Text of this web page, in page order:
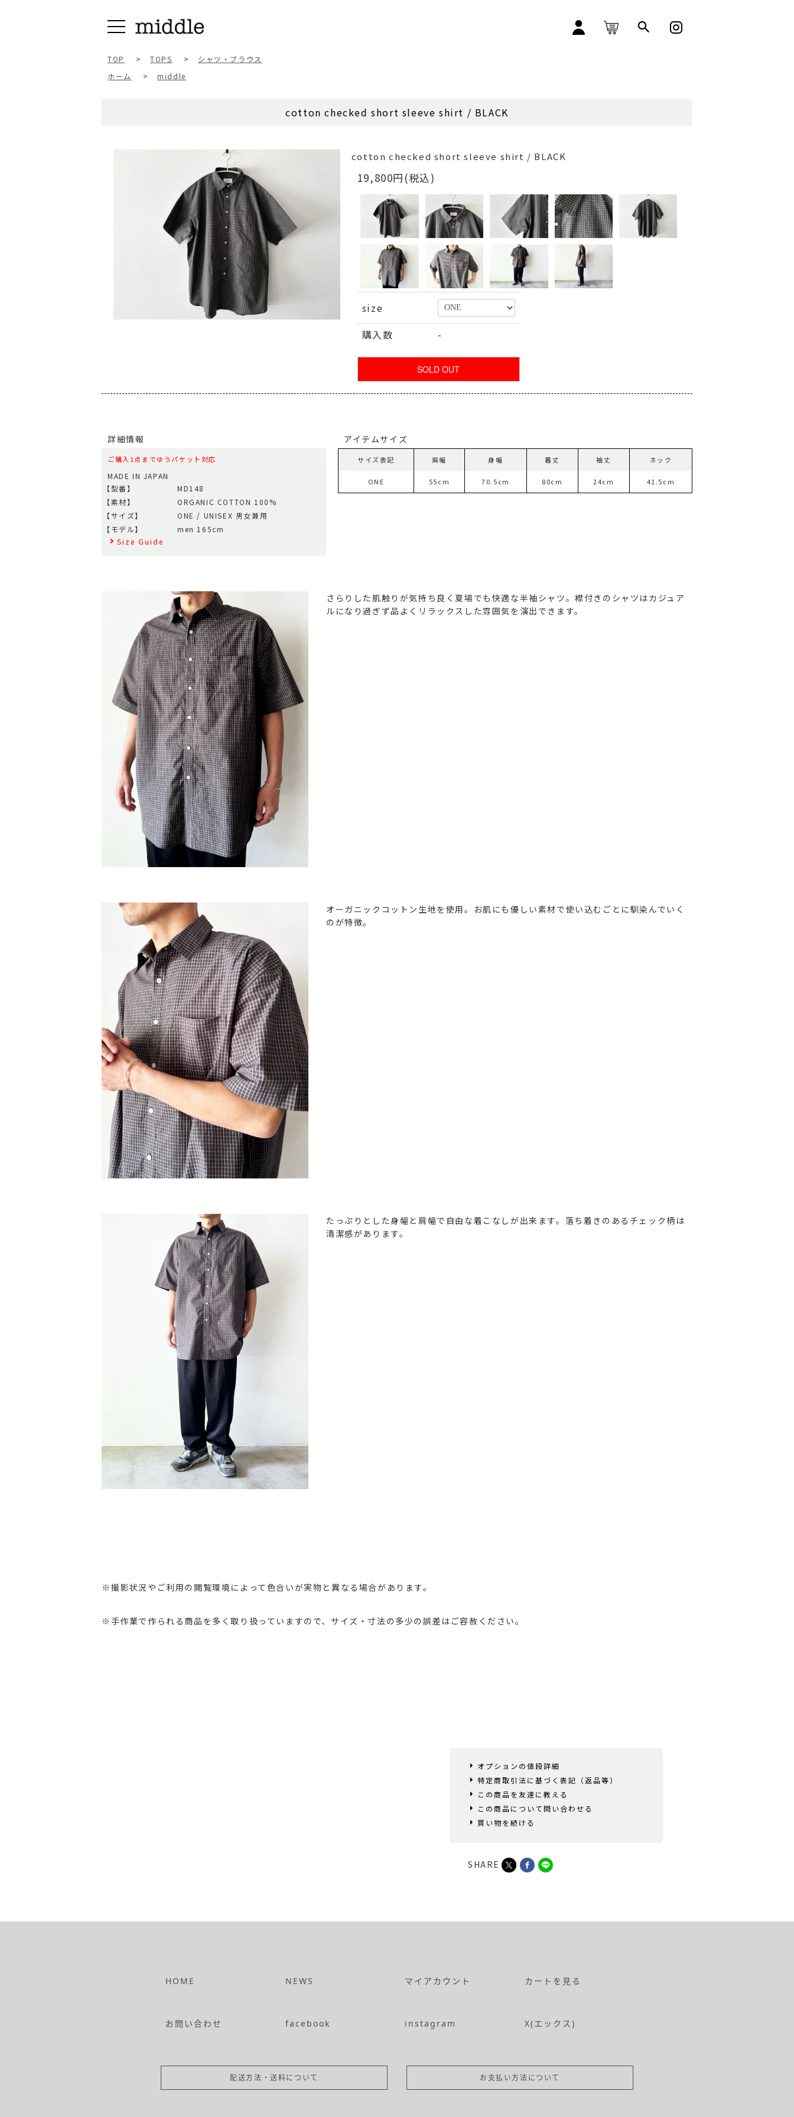
TOP > TOPS >
シャツ・ブラウス
ホーム
> middle
cotton checked short sleeve shirt / BLACK
cotton checked short sleeve shirt / BLACK
19,800円(税込)
size
購入数
-
詳細情報
ご購入1点までゆうパケット対応
MADE IN JAPAN
【型番】
MD148
【素材】
ORGANIC COTTON 100%
【サイズ】
ONE / UNISEX 男女兼用
【モデル】
men 165cm
Size Guide
アイテムサイズ
サイズ表記 肩幅 身幅 着丈 袖丈 ネック
ONE 55cm 70.5cm 80cm 24cm 41.5cm
さらりした肌触りが気持ち良く夏場でも快適な半袖シャツ。襟付きのシャツはカジュア
ルになり過ぎず品よくリラックスした雰囲気を演出できます。
オーガニックコットン生地を使用。お肌にも優しい素材で使い込むごとに馴染んでいく
のが特徴。
たっぷりとした身幅と肩幅で自由な着こなしが出来ます。落ち着きのあるチェック柄は
清潔感があります。
※撮影状況やご利用の閲覧環境によって色合いが実物と異なる場合があります。
※手作業で作られる商品を多く取り扱っていますので、サイズ・寸法の多少の誤差はご容赦ください。
オプションの値段詳細
特定商取引法に基づく表記（返品等）
この商品を友達に教える
この商品について問い合わせる
買い物を続ける
SHARE
HOME NEWS マイアカウント カートを見る
お問い合わせ facebook instagram X(エックス)
配送方法・送料について お支払い方法について